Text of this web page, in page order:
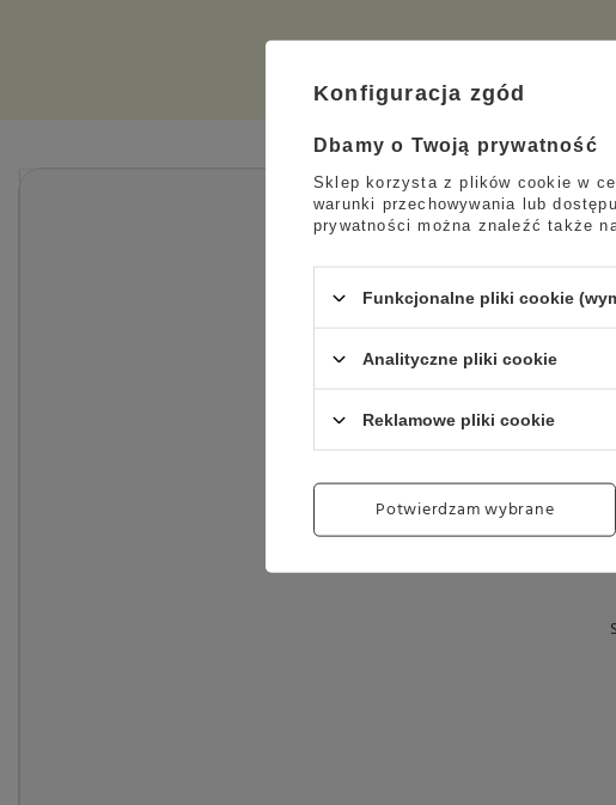
Konfiguracja zgód
Dbamy o Twoją prywatność
Sklep korzysta z plików cookie w
warunki przechowywania lub
prywatności można znaleźć także
Funkcjonalne pliki cookie
Analityczne pliki cookie
Reklamowe pliki cookie
Potwierdzam wybrane